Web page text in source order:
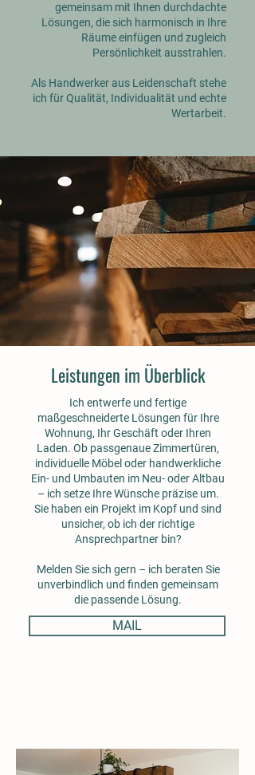
gemeinsam mit Ihnen durchdachte
Lösungen, die sich harmonisch in Ihre
Räume einfügen und zugleich
Persönlichkeit ausstrahlen.
Als Handwerker aus Leidenschaft stehe
ich für Qualität, Individualität und echte
Wertarbeit.
Leistungen im Überblick
Ich entwerfe und fertige
maßgeschneiderte Lösungen für Ihre
Wohnung, Ihr Geschäft oder Ihren
Laden. Ob passgenaue Zimmertüren,
individuelle Möbel oder handwerkliche
Ein- und Umbauten im Neu- oder Altbau
– ich setze Ihre Wünsche präzise um.
Sie haben ein Projekt im Kopf und sind
unsicher, ob ich der richtige
Ansprechpartner bin?
Melden Sie sich gern – ich beraten Sie
unverbindlich und finden gemeinsam
die passende Lösung.
MAIL